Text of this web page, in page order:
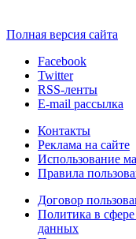
Полная версия сайта
Facebook
Twitter
RSS-ленты
E-mail рассылка
Контакты
Реклама на сайте
Использование
Правила
Договор
Политика в
данных